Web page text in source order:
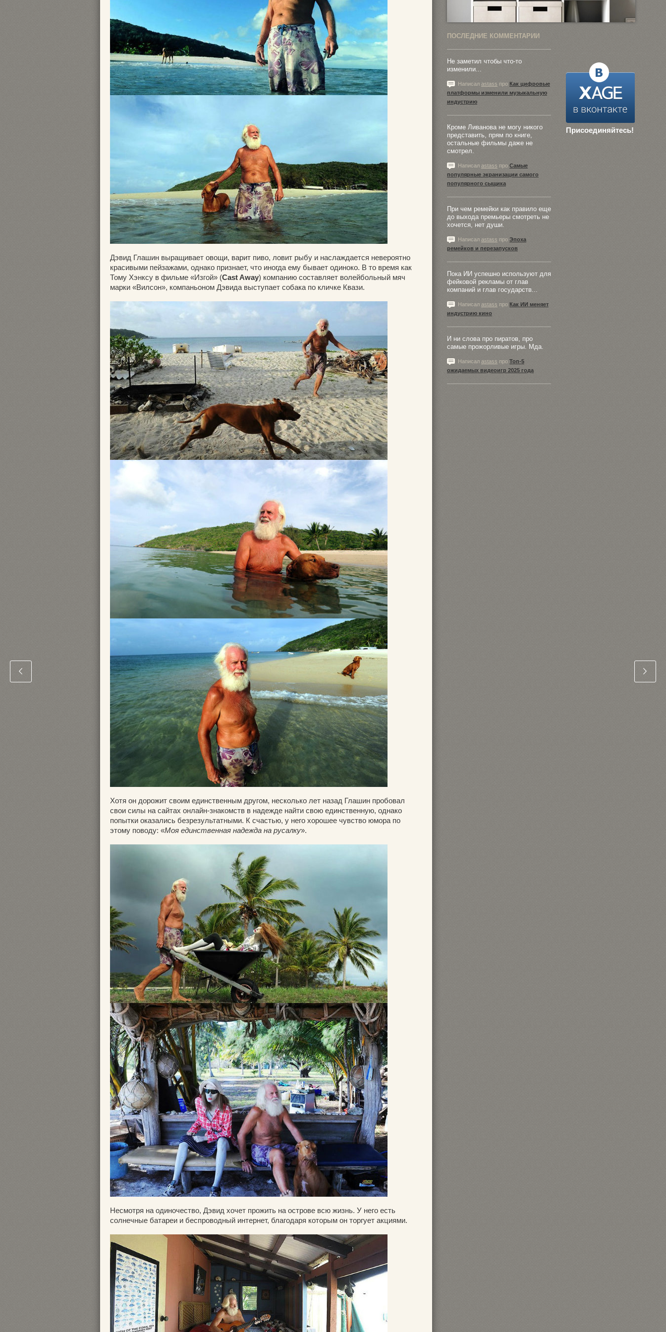
Дэвид Глашин выращивает овощи, варит пиво, ловит рыбу и наслаждается невероятно
красивыми пейзажами, однако признает, что иногда ему бывает одиноко. В то время как
Тому Хэнксу в фильме «Изгой» (Cast Away) компанию составляет волейбольный мяч
марки «Вилсон», компаньоном Дэвида выступает собака по кличке Квази.
Хотя он дорожит своим единственным другом, несколько лет назад Глашин пробовал
свои силы на сайтах онлайн-знакомств в надежде найти свою единственную, однако
попытки оказались безрезультатными. К счастью, у него хорошее чувство юмора по
этому поводу: «Моя единственная надежда на русалку».
Несмотря на одиночество, Дэвид хочет прожить на острове всю жизнь. У него есть
солнечные батареи и беспроводный интернет, благодаря которым он торгует акциями.
ПОСЛЕДНИЕ КОММЕНТАРИИ
Присоединяйтесь!
Не заметил чтобы что-то
изменили...
Написал astass про Как цифровые
платформы изменили музыкальную
индустрию
Кроме Ливанова не могу никого
представить, прям по книге,
остальные фильмы даже не
смотрел.
Написал astass про Самые
популярные экранизации самого
популярного сыщика
При чем ремейки как правило еще
до выхода премьеры смотреть не
хочется, нет души.
Написал astass про Эпоха
ремейков и перезапусков
Пока ИИ успешно используют для
фейковой рекламы от глав
компаний и глав государств...
Написал astass про Как ИИ меняет
индустрию кино
И ни слова про пиратов, про
самые прожорливые игры. Мда.
Написал astass про Топ-5
ожидаемых видеоигр 2025 года